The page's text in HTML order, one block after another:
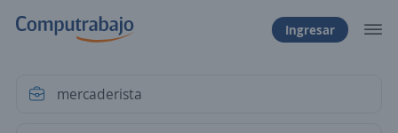
Ingresar